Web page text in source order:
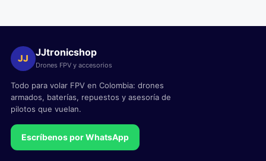
JJ
JJtronicshop
Drones FPV y accesorios
Todo para volar FPV en Colombia: drones
armados, baterías, repuestos y asesoría de
pilotos que vuelan.
Escríbenos por WhatsApp